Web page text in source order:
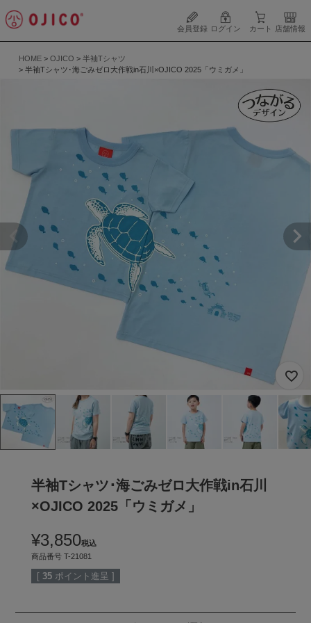
会員登録 ログイン カート 店舗情報
HOME OJICO
半袖Tシャツ
半袖Tシャツ･海ごみゼロ大作戦in石川×OJICO 2025「ウミガメ」
半袖Tシャツ･海ごみゼロ大作戦in石川
×OJICO 2025「ウミガメ」
¥3,850税込
商品番号 T-21081
[ 35 ポイント進呈 ]